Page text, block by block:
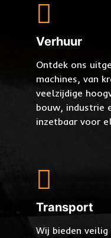
Verhuur
Ontdek ons
machines, van
veelzijdige
bouw, industrie
inzetbaar voor
Transport
Wij bieden